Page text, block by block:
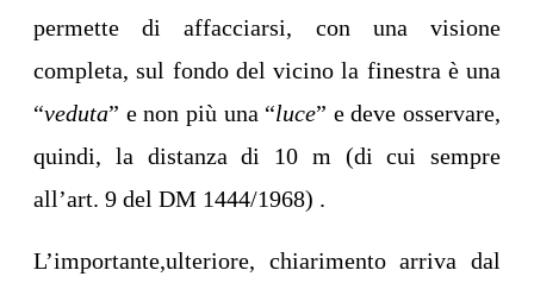
permette di affacciarsi, con una visione
completa, sul fondo del vicino la finestra è una
“veduta” e non più una “luce” e deve osservare,
quindi, la distanza di 10 m (di cui sempre
all’art. 9 del DM 1444/1968) .
L’importante,ulteriore, chiarimento arriva dal